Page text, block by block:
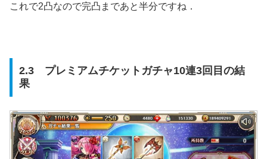
これで2凸なので完凸まであと半分ですね．
2.3 プレミアムチケットガチャ10連3回目の結
果